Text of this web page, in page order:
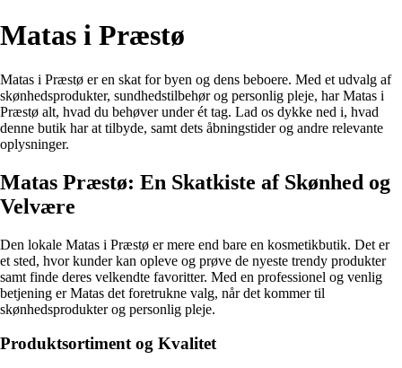
Matas i Præstø
Matas i Præstø er en skat for byen og dens beboere. Med et udvalg af
skønhedsprodukter, sundhedstilbehør og personlig pleje, har Matas i
Præstø alt, hvad du behøver under ét tag. Lad os dykke ned i, hvad
denne butik har at tilbyde, samt dets åbningstider og andre relevante
oplysninger.
Matas Præstø: En Skatkiste af Skønhed og
Velvære
Den lokale Matas i Præstø er mere end bare en kosmetikbutik. Det er
et sted, hvor kunder kan opleve og prøve de nyeste trendy produkter
samt finde deres velkendte favoritter. Med en professionel og venlig
betjening er Matas det foretrukne valg, når det kommer til
skønhedsprodukter og personlig pleje.
Produktsortiment og Kvalitet